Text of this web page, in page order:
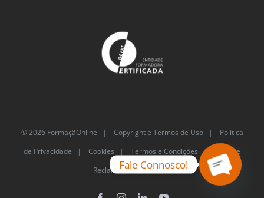
© 2026 FormaçãOnline |Copyright e Termos de
Uso|Política de Privacidade|Cookies|Termos e
Condições |Livro de Reclamações Eletrónico
Fale Connosco!
Open